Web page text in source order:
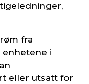
fra
i
eller utsatt for